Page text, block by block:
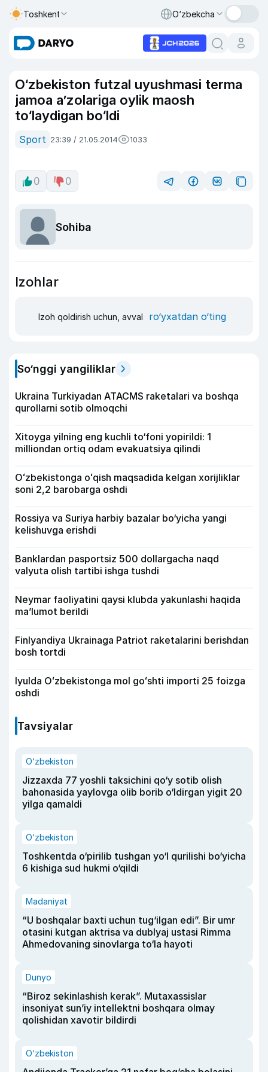
Toshkent O‘zbekcha
O‘zbekiston futzal uyushmasi terma
jamoa a’zolariga oylik maosh
to‘laydigan bo‘ldi
Sport 23:39 / 21.05.2014 1033
0 0
Sohiba
Izohlar
Izoh qoldirish uchun, avval ro‘yxatdan o‘ting
So‘nggi yangiliklar
Ukraina Turkiyadan ATACMS raketalari va boshqa
qurollarni sotib olmoqchi
Xitoyga yilning eng kuchli to‘foni yopirildi: 1
milliondan ortiq odam evakuatsiya qilindi
Oʻzbekistonga oʻqish maqsadida kelgan xorijliklar
soni 2,2 barobarga oshdi
Rossiya va Suriya harbiy bazalar bo‘yicha yangi
kelishuvga erishdi
Banklardan pasportsiz 500 dollargacha naqd
valyuta olish tartibi ishga tushdi
Neymar faoliyatini qaysi klubda yakunlashi haqida
ma’lumot berildi
Finlyandiya Ukrainaga Patriot raketalarini berishdan
bosh tortdi
Iyulda Oʻzbekistonga mol goʻshti importi 25 foizga
oshdi
Tavsiyalar
O‘zbekiston
Jizzaxda 77 yoshli taksichini qo‘y sotib olish
bahonasida yaylovga olib borib o‘ldirgan yigit 20
yilga qamaldi
O‘zbekiston
Toshkentda o‘pirilib tushgan yo‘l qurilishi bo‘yicha
6 kishiga sud hukmi o‘qildi
Madaniyat
“U boshqalar baxti uchun tug‘ilgan edi”. Bir umr
otasini kutgan aktrisa va dublyaj ustasi Rimma
Ahmedovaning sinovlarga to‘la hayoti
Dunyo
“Biroz sekinlashish kerak”. Mutaxassislar
insoniyat sun’iy intellektni boshqara olmay
qolishidan xavotir bildirdi
O‘zbekiston